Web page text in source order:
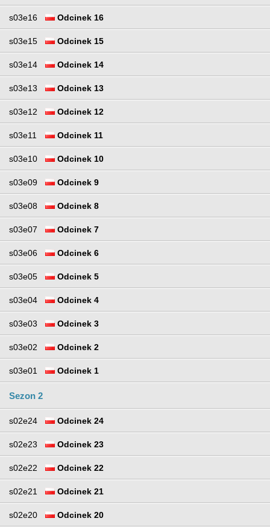
s03e16 Odcinek 16
s03e15 Odcinek 15
s03e14 Odcinek 14
s03e13 Odcinek 13
s03e12 Odcinek 12
s03e11 Odcinek 11
s03e10 Odcinek 10
s03e09 Odcinek 9
s03e08 Odcinek 8
s03e07 Odcinek 7
s03e06 Odcinek 6
s03e05 Odcinek 5
s03e04 Odcinek 4
s03e03 Odcinek 3
s03e02 Odcinek 2
s03e01 Odcinek 1
Sezon 2
s02e24 Odcinek 24
s02e23 Odcinek 23
s02e22 Odcinek 22
s02e21 Odcinek 21
s02e20 Odcinek 20